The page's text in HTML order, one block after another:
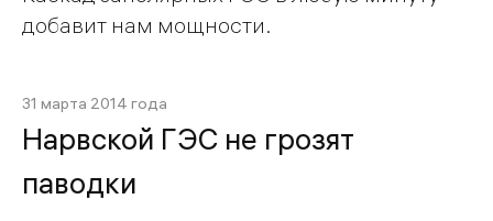
добавит нам мощности.
31 марта 2014 года
Нарвской ГЭС не грозят
паводки